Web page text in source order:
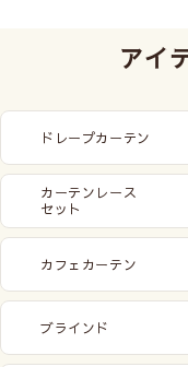
アイ
ドレープカーテン
カーテンレース
セット
カフェカーテン
ブラインド